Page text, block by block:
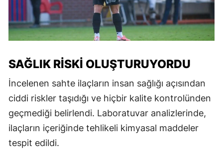
SAĞLIK RISKI OLUŞTURUYORDU
İncelenen sahte ilaçların insan sağlığı açısından
ciddi riskler taşıdığı ve hiçbir kalite kontrolünden
geçmediği belirlendi. Laboratuvar analizlerinde,
ilaçların içeriğinde tehlikeli kimyasal maddeler
tespit edildi.